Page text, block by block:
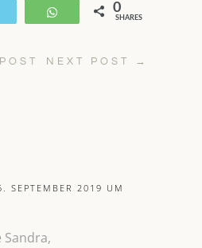
WhatsApp
0
SHARES
NEXT POST →
SEPTEMBER 2019 UM
Sandra,